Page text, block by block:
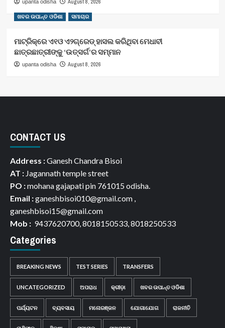
upanta odisha August 8, 2026
ଖବର ଉପାନ୍ତ ଓଡିଶା ସମାଚାର
ମାଟ୍ରିକ୍‌ରେ ଏ୧ଓ ଏ୨ଗ୍ରେଡ୍‌ ହାସଲ କରିଥିବା ମେଧାବୀ
ଛାତ୍ରଛାତ୍ରୀଙ୍କୁ ‘ଉତ୍ସର୍ଗ’ର ସମ୍ମାନ
upanta odisha August 8, 2026
CONTACT US
Address :Ganesh Chandra Bisoi
AT : Jagannath temple street
PO :mohana gajapati pin 761015 odisha.
Email :ganeshbisoi010@gmail.com ,
ganeshbisoi15@gmail.com
Mob : 9437620700, 8018150533, 8018250533
Categories
BREAKING NEWS TEST SERIES TRANSFERS
UNCATEGORIZED ଅପରାଧ କ୍ରୀଡ଼ା ଖବର ଉପାନ୍ତ ଓଡିଶା
ପର୍ଯ୍ୟଟନ ବ୍ୟବସାୟ ମନୋରଞ୍ଜନ ଯୋଗାଯୋଗ ରାଜନୀତି